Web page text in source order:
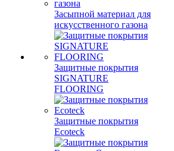
Засыпной материал для
искусственного газона
Защитные покрытия
SIGNATURE
FLOORING
Защитные покрытия
Ecoteck